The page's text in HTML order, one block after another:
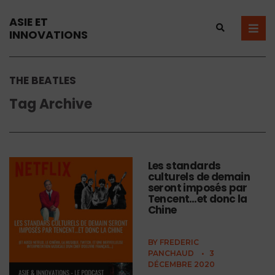
ASIE ET
INNOVATIONS
THE BEATLES
Tag Archive
Les standards
culturels de demain
seront imposés par
Tencent…et donc la
Chine
BY FREDERIC
PANCHAUD
•
3
DÉCEMBRE 2020